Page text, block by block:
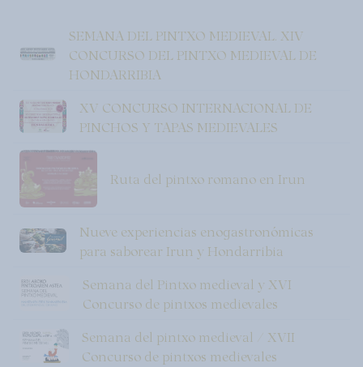
SEMANA DEL PINTXO MEDIEVAL. XIV
CONCURSO DEL PINTXO MEDIEVAL DE
HONDARRIBIA
XV CONCURSO INTERNACIONAL DE
PINCHOS Y TAPAS MEDIEVALES
Ruta del pintxo romano en Irun
Nueve experiencias enogastronómicas
para saborear Irun y Hondarribia
Semana del Pintxo medieval y XVI
Concurso de pintxos medievales
Semana del pintxo medieval / XVII
Concurso de pintxos medievales